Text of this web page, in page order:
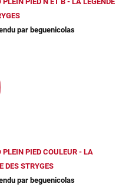
par beguenicolas
PLEIN PIED COULEUR - LA
DES STRYGES
par beguenicolas